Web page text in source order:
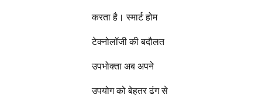
करता है। स्मार्ट होम
टेक्नोलॉजी की बदौलत
उपभोक्ता अब अपने
उपयोग को बेहतर ढंग से